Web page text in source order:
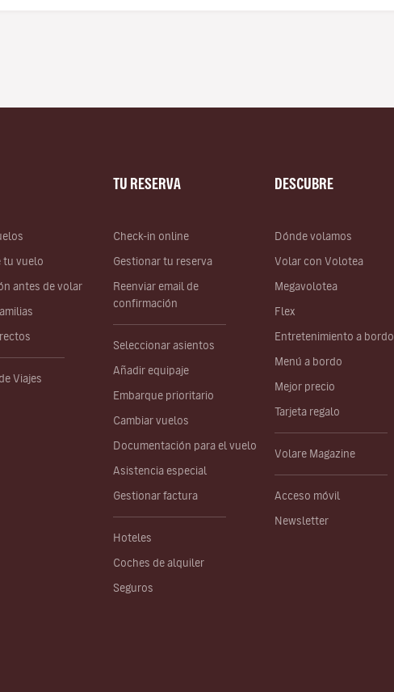
tu vuelo
antes de volar
Viajes
TU RESERVA
Check-in online
Gestionar tu reserva
Reenviar email de
confirmación
Seleccionar asientos
Añadir equipaje
Embarque prioritario
Cambiar vuelos
Documentación para el vuelo
Asistencia especial
Gestionar factura
Hoteles
Coches de alquiler
Seguros
DESCUBRE
Dónde volamos
Volar con Volotea
Megavolotea
Flex
Entretenimiento a bordo
Menú a bordo
Mejor precio
Tarjeta regalo
Volare Magazine
Acceso móvil
Newsletter